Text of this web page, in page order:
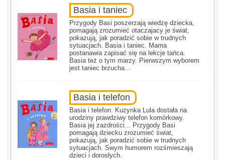
Basia i taniec
Przygody Basi poszerzają wiedzę dziecka,
pomagają zrozumieć otaczajacy je świat,
pokazują, jak poradzić sobie w trudnych
sytuacjach. Basia i taniec. Mama
postanawia zapisać się na lekcje tańca.
Basia też o tym marzy. Pierwszym wyborem
jest taniec brzucha...
Basia i telefon
Basia i telefon. Kuzynka Lula dostała na
urodziny prawdziwy telefon komórkowy.
Basia jej zazdrości... Przygody Basi
pomagają dziecku zrozumieć świat,
pokazują, jak poradzić sobie w trudnych
sytuacjach. Swym humorem rozśmieszają
dzieci i dorosłych.